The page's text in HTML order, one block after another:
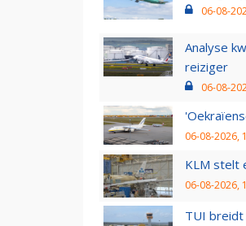
06-08-
Analyse
reiziger
06-08-
06-08-2026,
KLM stelt
06-08-2026,
TUI breidt